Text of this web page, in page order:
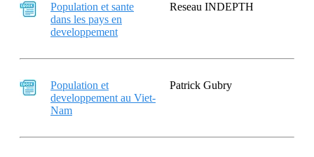
Population et sante
dans les pays en
developpement
Reseau INDEPTH
Population et
developpement au Viet-
Nam
Patrick Gubry